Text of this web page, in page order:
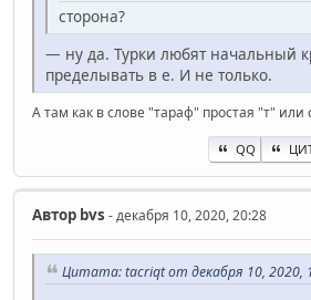
сторона?
— ну да. Турки любят начальный
пределывать в е. И не только.
А там как в слове "тараф" простая "т"
QQ
Автор bvs - декабря 10, 2020, 20:28
Цитата: t‍acriqt от декабря 10, 2020,